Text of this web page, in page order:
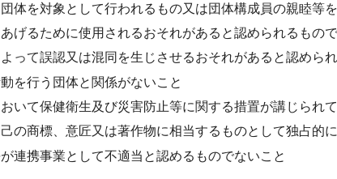
体を対象として行われるもの又は団体構成員の親睦等
げるために使用されるおそれがあると認められるもの
って誤認又は混同を生じさせるおそれがあると認めら
を行う団体と関係がないこと
いて保健衛生及び災害防止等に関する措置が講じられ
の商標、意匠又は著作物に相当するものとして独占的
連携事業として不適当と認めるものでないこと